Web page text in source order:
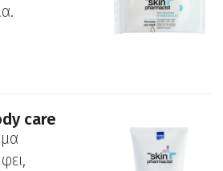
care